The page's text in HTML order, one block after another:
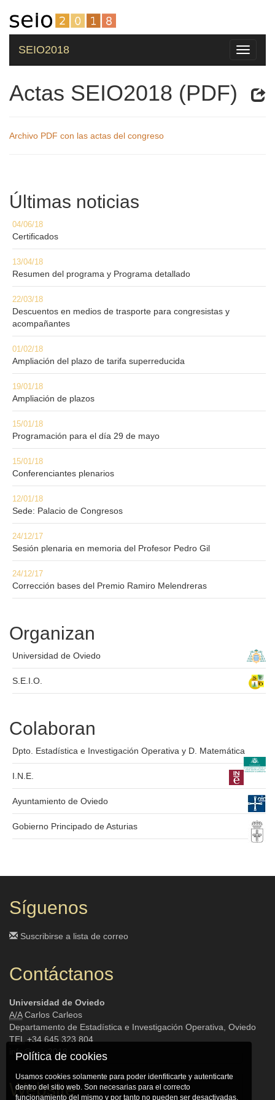
Toggle
SEIO2018
Actas SEIO2018 (PDF)
Archivo PDF con las actas del congreso
Últimas noticias
04/06/18
Certificados
13/04/18
Resumen del programa y Programa detallado
22/03/18
Descuentos en medios de trasporte para congresistas y
acompañantes
01/02/18
Ampliación del plazo de tarifa superreducida
19/01/18
Ampliación de plazos
15/01/18
Programación para el día 29 de mayo
15/01/18
Conferenciantes plenarios
12/01/18
Sede: Palacio de Congresos
24/12/17
Sesión plenaria en memoria del Profesor Pedro Gil
24/12/17
Corrección bases del Premio Ramiro Melendreras
Organizan
Universidad de Oviedo
S.E.I.O.
Colaboran
Dpto. Estadística e Investigación Operativa y D. Matemática
I.N.E.
Ayuntamiento de Oviedo
Gobierno Principado de Asturias
Síguenos
Suscribirse a lista de correo
Contáctanos
Universidad de Oviedo
A/ACarlos Carleos
Departamento de Estadística e Investigación Operativa, Oviedo
TEL +34 645 323 804
info@seio2018.com
Website
Política de cookies
Usamos cookies solamente para poder idenfiticarte y autenticarte
dentro del sitio web. Son necesarias para el correcto
funcionamiento del mismo y por tanto no pueden ser desactivadas.